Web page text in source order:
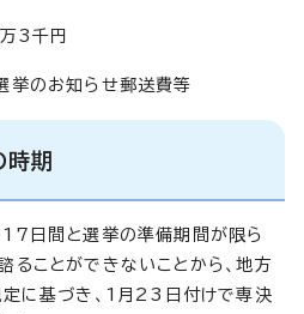
3千円
挙のお知らせ郵送費等
期
日間と選挙の準備期間が限ら
ることができないことから、地方
に基づき、1月23日付けで専決